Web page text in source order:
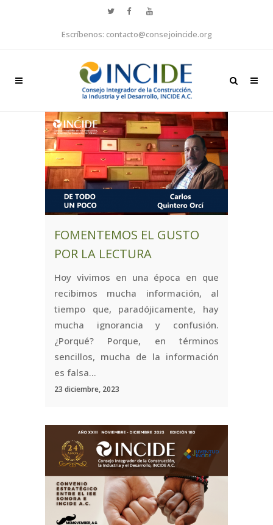
Escríbenos: contacto@consejoincide.org
FOMENTEMOS EL GUSTO
POR LA LECTURA
Hoy vivimos en una época en que
recibimos mucha información, al
tiempo que, paradójicamente, hay
mucha ignorancia y confusión.
¿Porqué? Porque, en términos
sencillos, mucha de la información
es falsa...
23 diciembre, 2023